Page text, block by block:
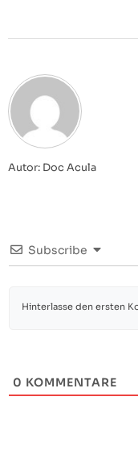
Autor: Doc Acula
Subscribe
0 KOMMENTARE